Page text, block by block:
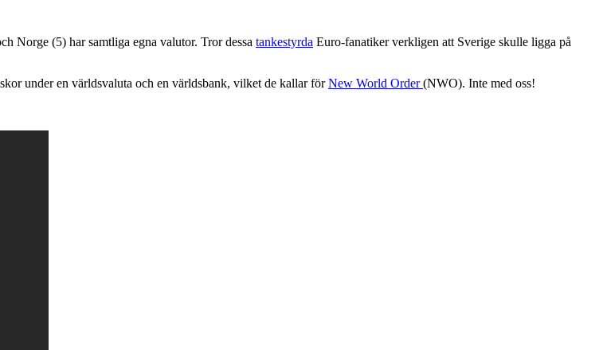
Norge (5) har samtliga egna valutor. Tror dessa tankestyrda Euro-fanatiker verkligen att Sverige skulle ligga på
under en världsvaluta och en världsbank, vilket de kallar förNew World Order(NWO). Inte med oss!